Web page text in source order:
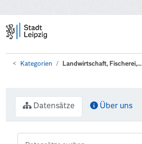
Kategorien Landwirtschaft, Fischerei,...
Datensätze Über uns